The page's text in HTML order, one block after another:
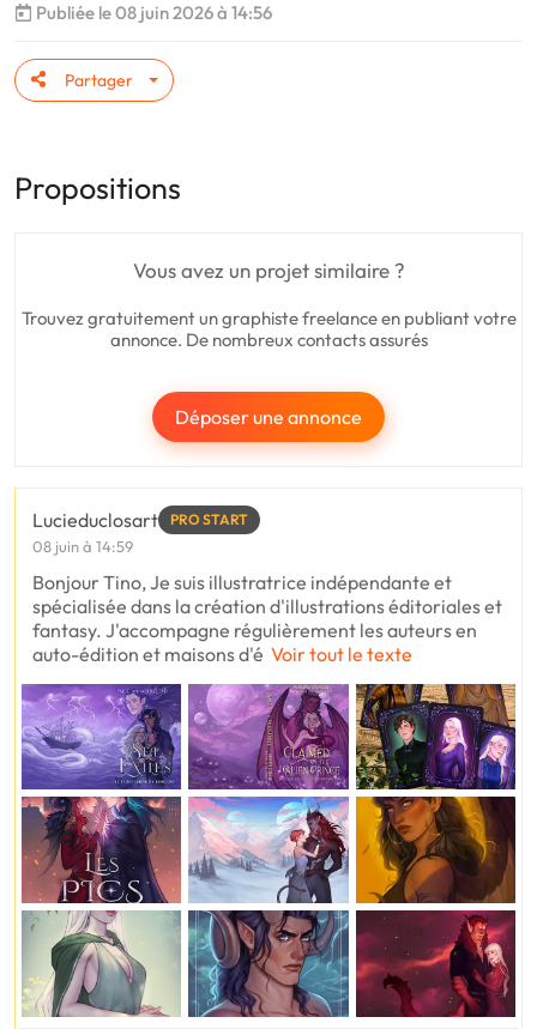
Publiée le 08 juin 2026 à 14:56
Partager
Propositions
Vous avez un projet similaire ?
Trouvez gratuitement un graphiste freelance en publiant votre
annonce. De nombreux contacts assurés
Déposer une annonce
Lucieduclosart PRO START
08 juin à 14:59
Bonjour Tino, Je suis illustratrice indépendante et
spécialisée dans la création d'illustrations éditoriales et
fantasy. J'accompagne régulièrement les auteurs en
auto-édition et maisons d'é Voir tout le texte